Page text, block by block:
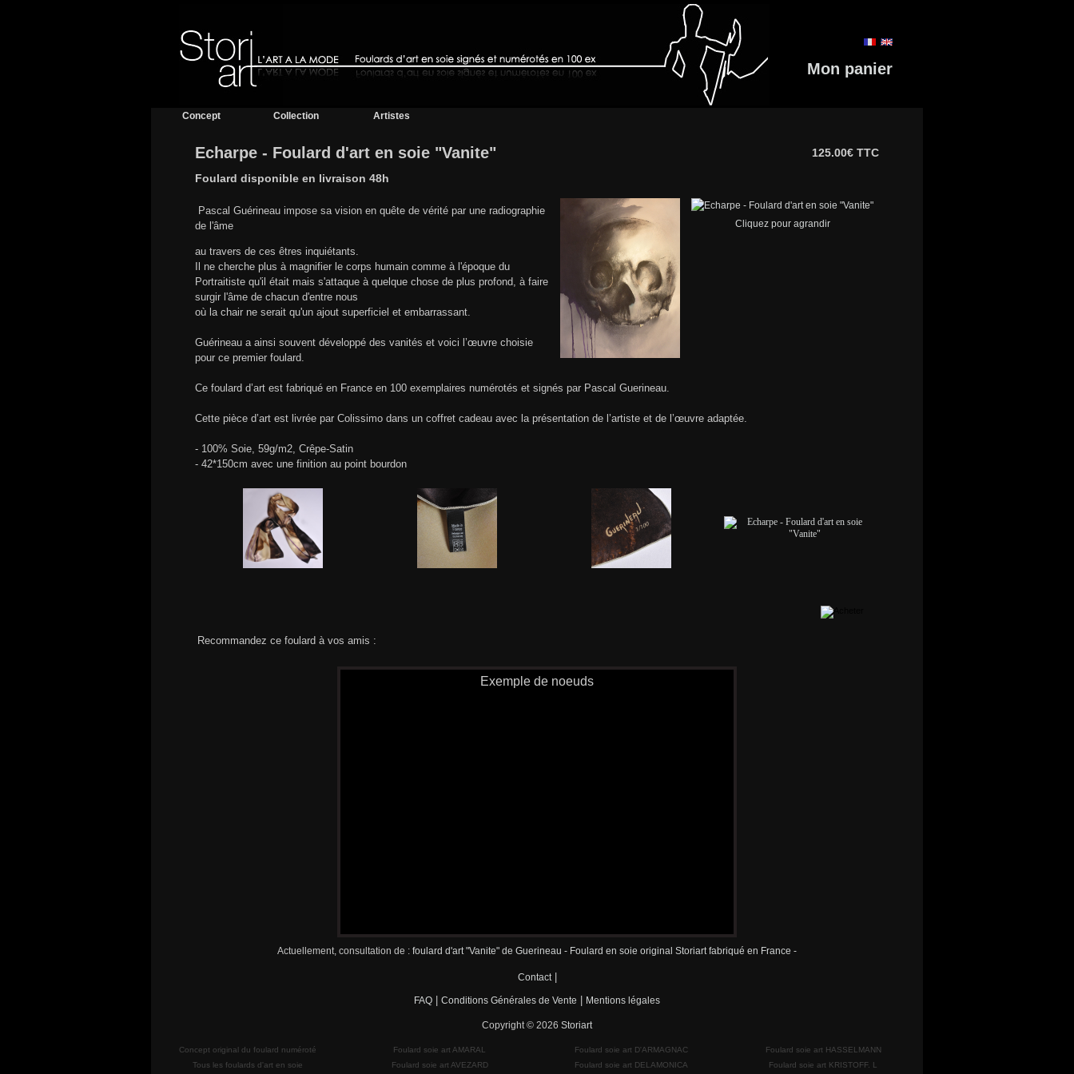
Mon panier
Concept Collection Artistes
Echarpe - Foulard d'art en soie "Vanite"
125.00€ TTC
Foulard disponible en livraison 48h
Cliquez pour agrandir
Pascal Guérineau impose sa vision en quête de vérité par une radiographie
de l'âme
au travers de ces êtres inquiétants.
Il ne cherche plus à magnifier le corps humain comme à l'époque du
Portraitiste qu'il était mais s'attaque à quelque chose de plus profond, à faire
surgir l'âme de chacun d'entre nous
où la chair ne serait qu'un ajout superficiel et embarrassant.
Guérineau a ainsi souvent développé des vanités et voici l’œuvre choisie
pour ce premier foulard.
Ce foulard d’art est fabriqué en France en 100 exemplaires numérotés et signés par Pascal Guerineau.
Cette pièce d’art est livrée par Colissimo dans un coffret cadeau avec la présentation de l’artiste et de l’œuvre adaptée.
- 100% Soie, 59g/m2, Crêpe-Satin
- 42*150cm avec une finition au point bourdon
Recommandez ce foulard à vos amis :
Exemple de noeuds
Actuellement, consultation de : foulard d'art "Vanite" de Guerineau - Foulard en soie original Storiart fabriqué en France -
Contact|
FAQ Conditions Générales de Vente Mentions légales
Copyright © 2026 Storiart
Concept original du foulard numéroté
Tous les foulards d'art en soie
Foulard soie art AMARAL
Foulard soie art AVEZARD
Foulard soie art D'ARMAGNAC
Foulard soie art DELAMONICA
Foulard soie art HASSELMANN
Foulard soie art KRISTOFF. L